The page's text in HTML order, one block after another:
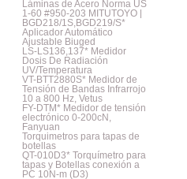
Láminas de Acero Norma US
1-60 #950-203 MITUTOYO |
BGD218/1S,BGD219/S*
Aplicador Automático
Ajustable Biuged
LS-LS136,137* Medidor
Dosis De Radiación
UV/Temperatura
VT-BTT2880S* Medidor de
Tensión de Bandas Infrarrojo
10 a 800 Hz, Vetus
FY-DTM* Medidor de tensión
electrónico 0-200cN,
Fanyuan
Torquimetros para tapas de
botellas
QT-010D3* Torquímetro para
tapas y Botellas conexión a
PC 10N-m (D3)